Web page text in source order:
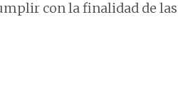
con la finalidad de